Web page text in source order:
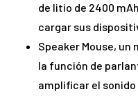
de litio de 2400
cargar sus
Speaker Mouse,
la función de
amplificar el sonido